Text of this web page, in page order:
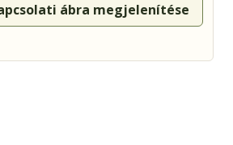
ábra megjelenítése